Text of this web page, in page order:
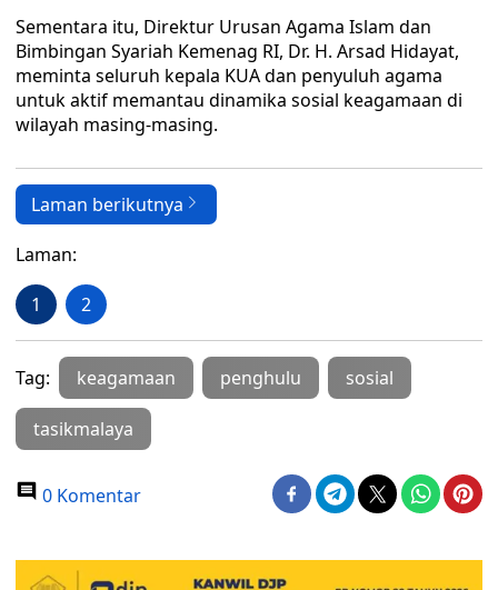
Sementara itu, Direktur Urusan Agama Islam dan
Bimbingan Syariah Kemenag RI, Dr. H. Arsad Hidayat,
meminta seluruh kepala KUA dan penyuluh agama
untuk aktif memantau dinamika sosial keagamaan di
wilayah masing-masing.
Laman berikutnya
Laman:
1 2
Tag: keagamaan penghulu sosial
tasikmalaya
0 Komentar